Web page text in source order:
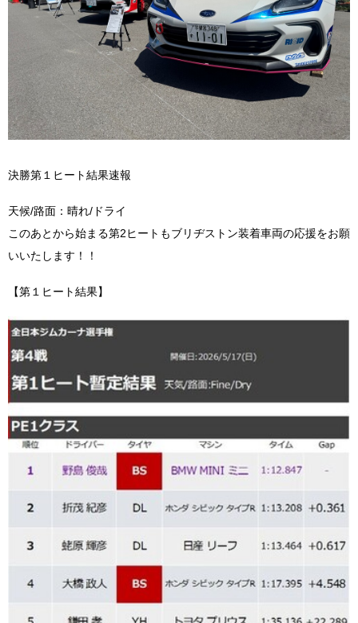
決勝第１ヒート結果速報
天候/路面：晴れ/ドライ
このあとから始まる第2ヒートもブリヂストン装着車両の応援をお願
いいたします！！
【第１ヒート結果】